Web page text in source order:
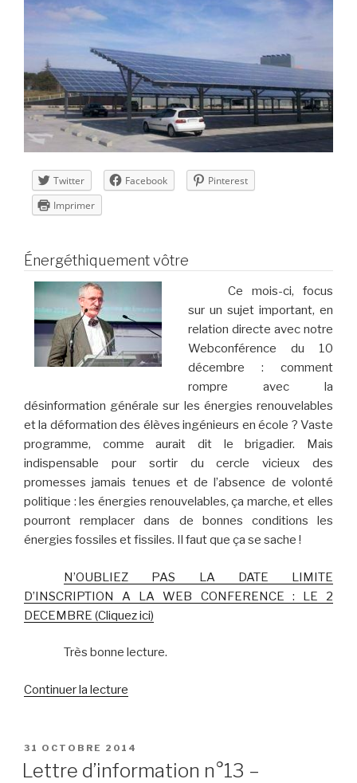
Twitter Facebook
Pinterest
Imprimer
Énergéthiquement vôtre
Ce mois-ci, focus
sur un sujet important, en
relation directe avec notre
Webconférence du 10
décembre : comment
rompre avec la
désinformation générale sur les énergies renouvelables
et la déformation des élèves ingénieurs en école ? Vaste
programme, comme aurait dit le brigadier. Mais
indispensable pour sortir du cercle vicieux des
promesses jamais tenues et de l’absence de volonté
politique : les énergies renouvelables, ça marche, et elles
pourront remplacer dans de bonnes conditions les
énergies fossiles et fissiles. Il faut que ça se sache !
N’OUBLIEZ PAS LA DATE LIMITE
D’INSCRIPTION A LA WEB CONFERENCE : LE 2
DECEMBRE (Cliquez ici)
Très bonne lecture.
Continuer la lecture
n°14
–
PUBLIÉ
LE
31 OCTOBRE 2014
Lettre d’information n°13 –